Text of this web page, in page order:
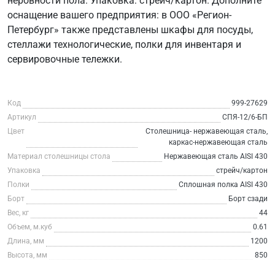
оснащение вашего предприятия: в ООО «Регион-
Петербург» также представлены шкафы для посуды,
стеллажи технологические, полки для инвентаря и
сервировочные тележки.
Код
999-27629
Артикул
СПЯ-12/6-БП
Цвет
Столешница- нержавеющая сталь,
каркас-нержавеющая сталь
Материал столешницы стола
Нержавеющая сталь AISI 430
Упаковка
стрейч/картон
Полки
Сплошная полка AISI 430
Борт
Борт сзади
Вес, кг
44
Объем, м.куб
0.61
Длина, мм
1200
Высота, мм
850